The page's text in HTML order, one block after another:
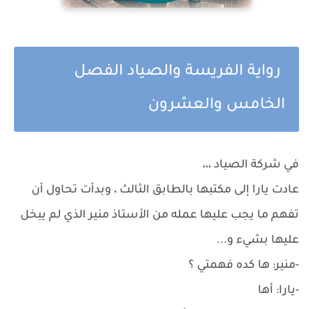
رواية الفريسة والصياد الفصل
الخامس والعشرون
في شركة الصياد ،،،
عادت يارا إلى مكتبها بالطابق الثالث ، وبدأت تحاول أن
تفهم ما يجب عليها عمله من الأستاذ منير الذي لم يبخل
عليها بشيء و...
-منير: ها كده فهمتي ؟
-يارا: أها